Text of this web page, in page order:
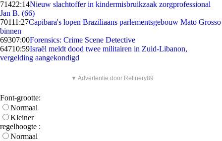
71422:14Nieuw slachtoffer in kindermisbruikzaak zorgprofessional
Jan B. (66)
70111:27Capibara's lopen Braziliaans parlementsgebouw Mato Grosso
binnen
69307:00Forensics: Crime Scene Detective
64710:59Israël meldt dood twee militairen in Zuid-Libanon,
vergelding aangekondigd
▼ Advertentie door Refinery89
Font-grootte:
Normaal
Kleiner
regelhoogte :
Normaal